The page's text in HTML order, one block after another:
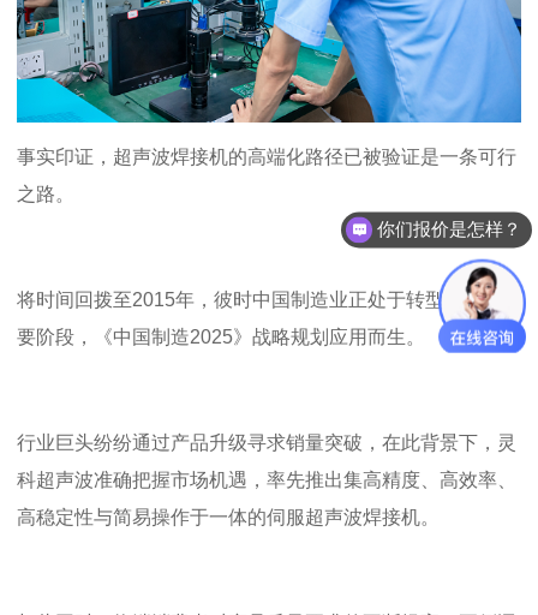
事实印证 ，超声波焊接机的高端化路径已被验证是一条可行
之路。
将时间回拨至2015年，彼时中国制造业正处于转型升级的重
要阶段，《中国制造2025》战略规划 应用而生。
行业巨头纷纷通过产品升级寻求销量突破，在此背景下，灵
科超声波准确把握市场机遇，率先推出集高精度、高效率、
高稳定性与简易操作于一体的伺服超声波焊接机。
你们报价是怎样？
可以做代理 / 经销商吗？